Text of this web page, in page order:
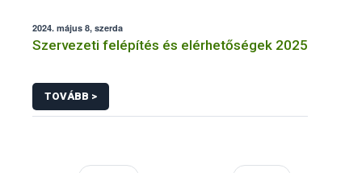
2024. május 8, szerda
Szervezeti felépítés és elérhetőségek 2025
TOVÁBB >